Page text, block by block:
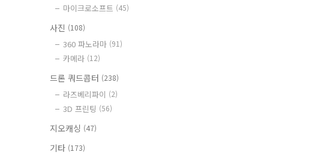
마이크로소프트 (45)
사진 (108)
360 파노라마 (91)
카메라 (12)
드론 쿼드콥터 (238)
라즈베리파이 (2)
3D 프린팅 (56)
지오캐싱 (47)
기타 (173)